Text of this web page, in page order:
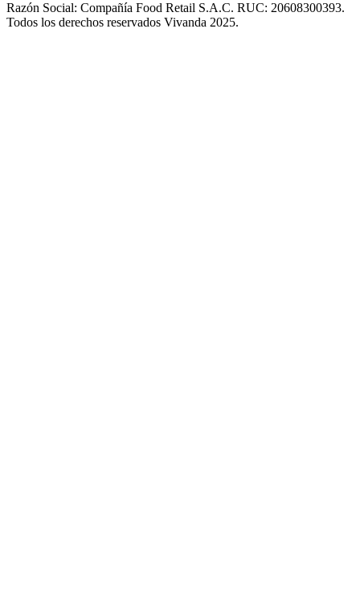
Razón Social: Compañía Food Retail S.A.C. RUC: 20608300393.
Todos los derechos reservados Vivanda 2025.